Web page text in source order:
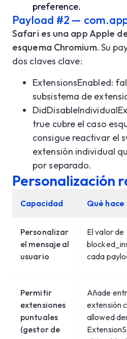
preference.
Payload #2 —
Safari es una app Apple
esquema Chromium. Su
dos claves clave:
ExtensionsEnabled:
subsistema de
true cubre el caso
consigue reactivar el
extensión individual
por separado.
Personalización
Capacidad Qué hace
Personalizar
el mensaje al
usuario
El valor de
cada
Permitir
extensiones
puntuales
(gestor de
Añade
extensión
allowed